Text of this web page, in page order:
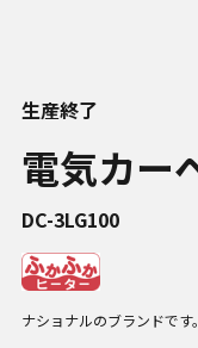
生産終了
電気カー
DC-3LG100
ナショナルのブランドです。